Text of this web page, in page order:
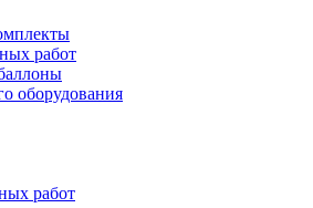
работ
оборудования
работ